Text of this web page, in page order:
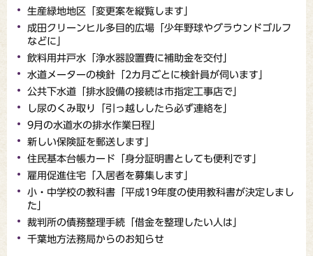
生産緑地地区「変更案を縦覧します」
成田クリーンヒル多目的広場「少年野球やグラウンドゴルフ
などに」
飲料用井戸水「浄水器設置費に補助金を交付」
水道メーターの検針「2カ月ごとに検針員が伺います」
公共下水道「排水設備の接続は市指定工事店で」
し尿のくみ取り「引っ越ししたら必ず連絡を」
9月の水道水の排水作業日程」
新しい保険証を郵送します」
住民基本台帳カード「身分証明書としても便利です」
雇用促進住宅「入居者を募集します」
小・中学校の教科書「平成19年度の使用教科書が決定しまし
た」
裁判所の債務整理手続「借金を整理したい人は」
千葉地方法務局からのお知らせ